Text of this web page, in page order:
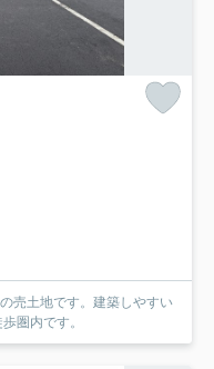
売土地です。建築しやすい
圏内です。